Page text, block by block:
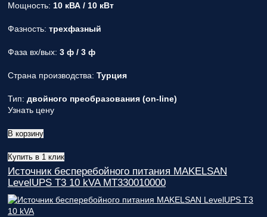
Мощность: 10 кВА / 10 кВт
Фазность: трехфазный
Фаза вх/вых: 3 ф / 3 ф
Страна производства: Турция
Тип: двойного преобразования (on-line)
Узнать цену
В корзину
Купить в 1 клик
Источник бесперебойного питания MAKELSAN
LevelUPS T3 10 kVA MT330010000